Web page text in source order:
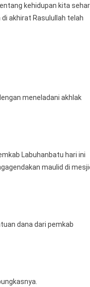
kehidupan kita
akhirat Rasulullah telah
meneladani akhlak
Labuhanbatu hari ini
maulid di
dana dari pemkab